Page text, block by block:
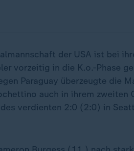
der USA ist bei
vorzeitig in die K.o.-Phase
Paraguay überzeugte die
auch in ihrem zweiten
verdienten 2:0 (2:0) in